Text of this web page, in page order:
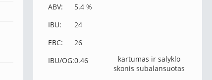
ABV:
5.4 %
IBU:
24
EBC:
26
IBU/OG:0.46
kartumas ir salyklo
skonis subalansuotas